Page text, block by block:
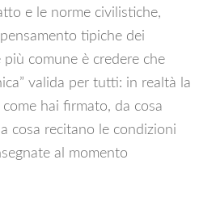
e le norme civilistiche,
tipiche dei
più comune è credere che
valida per tutti: in realtà la
hai firmato, da cosa
cosa recitano le condizioni
al momento